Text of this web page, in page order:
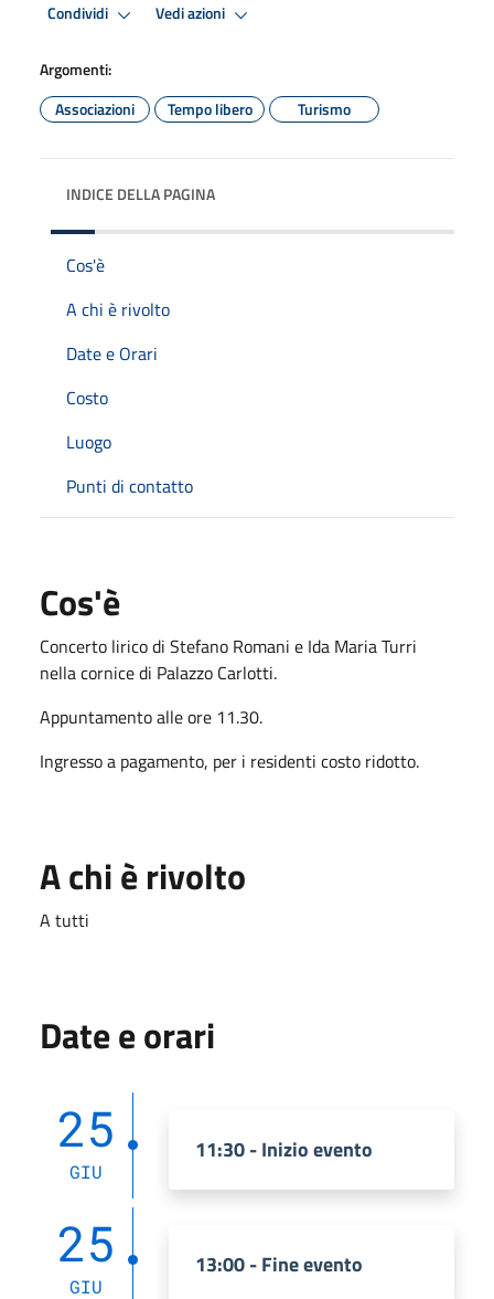
Condividi Vedi azioni
Argomenti:
Associazioni
Tempo libero Turismo
INDICE DELLA PAGINA
Cos'è
A chi è rivolto
Date e Orari
Costo
Luogo
Punti di contatto
Cos'è
Concerto lirico di Stefano Romani e Ida Maria Turri
nella cornice di Palazzo Carlotti.
Appuntamento alle ore 11.30.
Ingresso a pagamento, per i residenti costo ridotto.
A chi è rivolto
A tutti
Date e orari
25
GIU
11:30 - Inizio evento
25
GIU
13:00 - Fine evento